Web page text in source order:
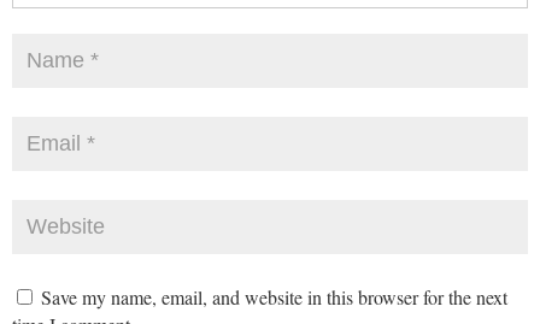
Save my name, email, and website in this browser for the next